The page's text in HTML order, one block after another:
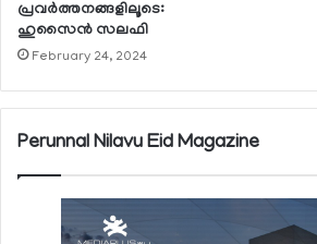
പ്രവര്‍ത്തനങ്ങളിലൂടെ:
ഹുസൈന്‍ സലഫി
February 24, 2024
Perunnal Nilavu Eid Magazine